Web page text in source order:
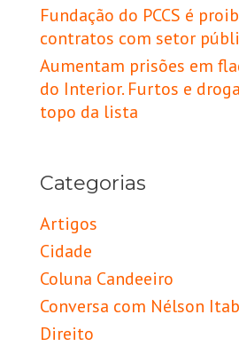
Fundação do PCCS é
contratos com setor
Aumentam prisões em
do Interior. Furtos e
topo da lista
Categorias
Artigos
Cidade
Coluna Candeeiro
Conversa com Nélson
Direito